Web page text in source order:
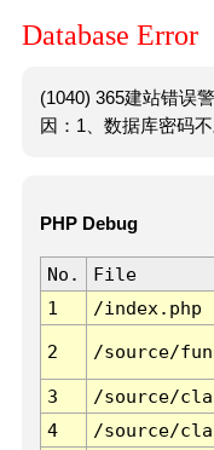
Database Error
(1040) 365建站错误
因：1、数据库密码
PHP Debug
No. File
1
/index.php
2 /source/
3 /source/
4
/source/